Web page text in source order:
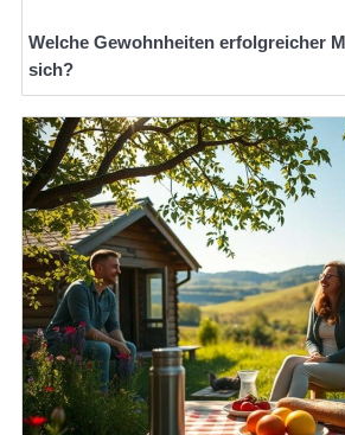
Welche Gewohnheiten erfolgreicher
sich?